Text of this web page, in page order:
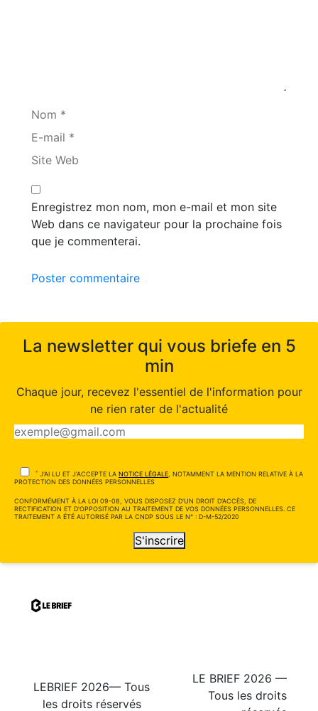
Nom *
E-mail *
Site Web
Enregistrez mon nom, mon e-mail et mon site
Web dans ce navigateur pour la prochaine fois
que je commenterai.
Poster commentaire
La newsletter qui vous briefe en 5
min
Chaque jour, recevez l'essentiel de l'information pour
ne rien rater de l'actualité
* J'AI LU ET J'ACCEPTE LA NOTICE LÉGALE, NOTAMMENT LA MENTION RELATIVE À LA
PROTECTION DES DONNÉES PERSONNELLES
CONFORMÉMENT À LA LOI 09-08, VOUS DISPOSEZ D'UN DROIT D'ACCÈS, DE
RECTIFICATION ET D'OPPOSITION AU TRAITEMENT DE VOS DONNÉES PERSONNELLES. CE
TRAITEMENT A ÉTÉ AUTORISÉ PAR LA CNDP SOUS LE N° : D-M-52/2020
S'inscrire
LEBRIEF 2026— Tous
les droits réservés
LE BRIEF 2026 —
Tous les droits